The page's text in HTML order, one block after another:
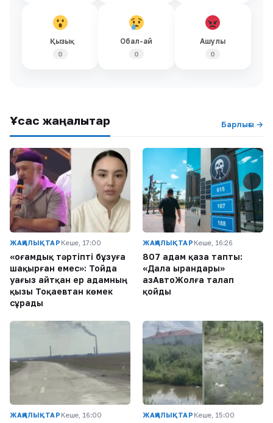
Қызық
0
Обал-ай
0
Ашулы
0
Ұқсас жаңалықтар Барлығы →
ЖАҢАЛЫҚТАР Кеше, 17:00
«Қоғамдық тәртіпті бұзуға
шақырған емес»: Тойда
уағыз айтқан ер адамның
қызы Тоқаевтан көмек
сұрады
ЖАҢАЛЫҚТАР Кеше, 16:26
807 адам қаза тапты:
«Дала Қырандары»
ҚазАвтоЖолға талап
қойды
ЖАҢАЛЫҚТАР Кеше, 16:00 ЖАҢАЛЫҚТАР Кеше, 15:00